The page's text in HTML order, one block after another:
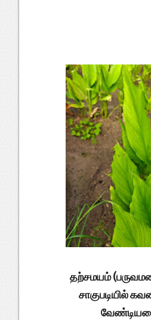
தற்சமயம்
சாகுபடியில்